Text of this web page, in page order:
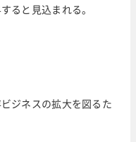
ると見込まれる。
ジネスの拡大を図るた